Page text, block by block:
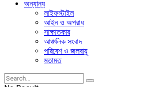
অন্যান্য
লাইফস্টাইল
আইন ও অপরাধ
সাক্ষাতকার
আঞ্চলিক সংবাদ
পরিবেশ ও জলবায়ু
মতামত